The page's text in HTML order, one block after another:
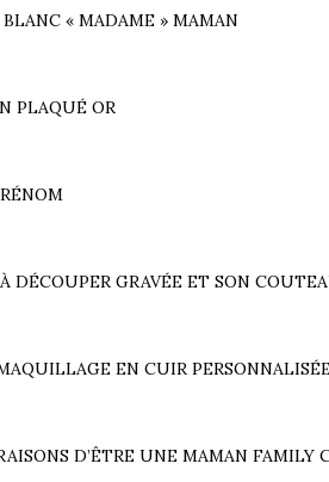
« MADAME » MAMAN
PLAQUÉ OR
DÉCOUPER GRAVÉE ET SON
EN CUIR
D’ÊTRE UNE MAMAN FAMILY